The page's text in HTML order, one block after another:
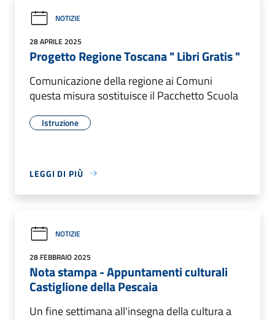
NOTIZIE
28 APRILE 2025
Progetto Regione Toscana " Libri Gratis "
Comunicazione della regione ai Comuni
questa misura sostituisce il Pacchetto Scuola
Istruzione
LEGGI DI PIÙ
NOTIZIE
28 FEBBRAIO 2025
Nota stampa - Appuntamenti culturali
Castiglione della Pescaia
Un fine settimana all'insegna della cultura a